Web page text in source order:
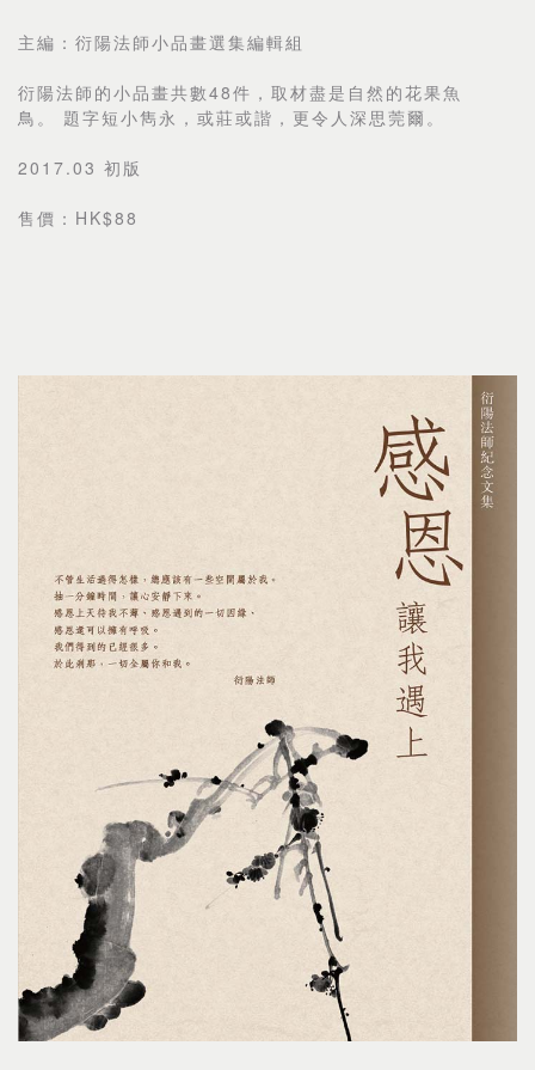
主編：衍陽法師小品畫選集編輯組
衍陽法師的小品畫共數48件，取材盡是自然的花果魚
鳥。 題字短小雋永，或莊或諧，更令人深思莞爾。
2017.03 初版
售價：HK$88